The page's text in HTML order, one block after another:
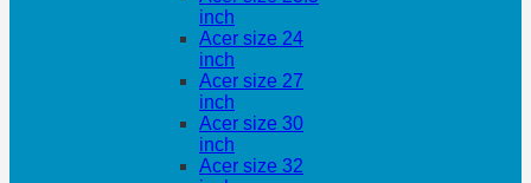
inch
Acer size 24
inch
Acer size 27
inch
Acer size 30
inch
Acer size 32